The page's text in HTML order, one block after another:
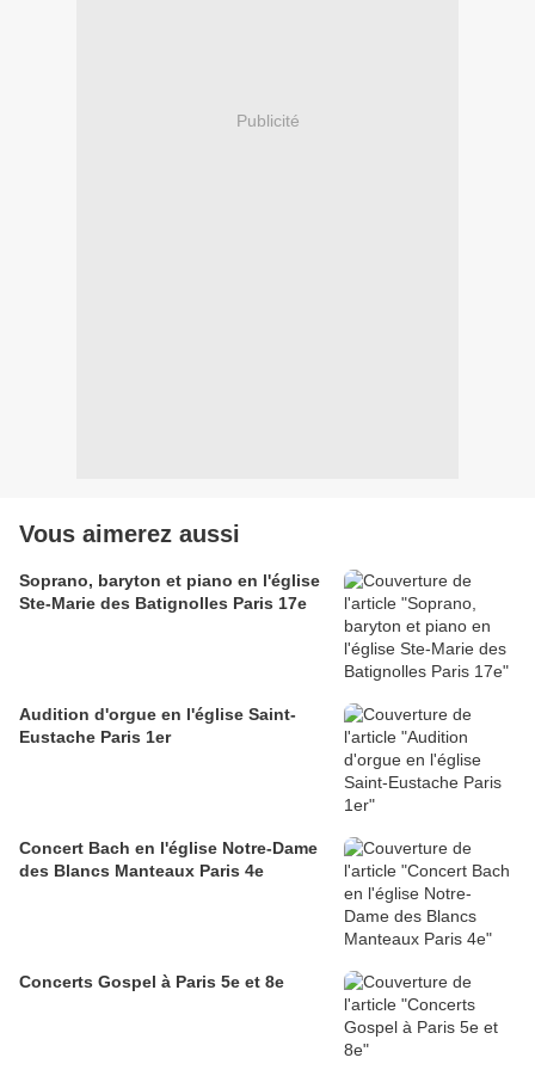
Publicité
Vous aimerez aussi
Soprano, baryton et piano en l'église
Ste-Marie des Batignolles Paris 17e
Audition d'orgue en l'église Saint-
Eustache Paris 1er
Concert Bach en l'église Notre-Dame
des Blancs Manteaux Paris 4e
Concerts Gospel à Paris 5e et 8e